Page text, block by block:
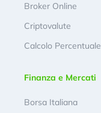
Broker Online
Criptovalute
Calcolo Percentuale
Finanza e Mercati
Borsa Italiana